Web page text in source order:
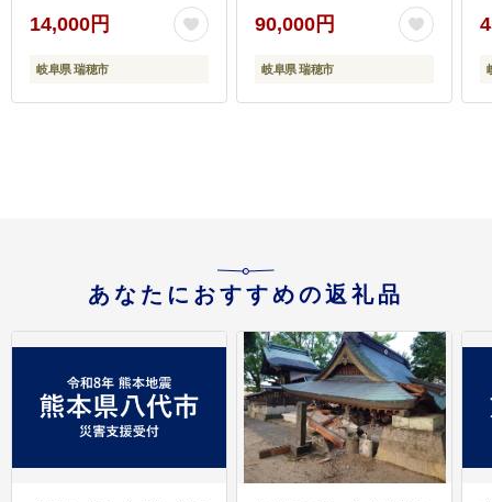
ソイミルク 植物性ミル
ク 常温 常温保存 飲み物
飲料 ドリンク コレステ
1000
14,000円
岐阜県 瑞穂市
90,000円
岐阜県 瑞穂市
あなたにおすすめの返礼品